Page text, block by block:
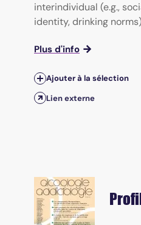
interindividual (e.g.,
identity, drinking
Plus d'info
Ajouter à la sélection
Lien externe